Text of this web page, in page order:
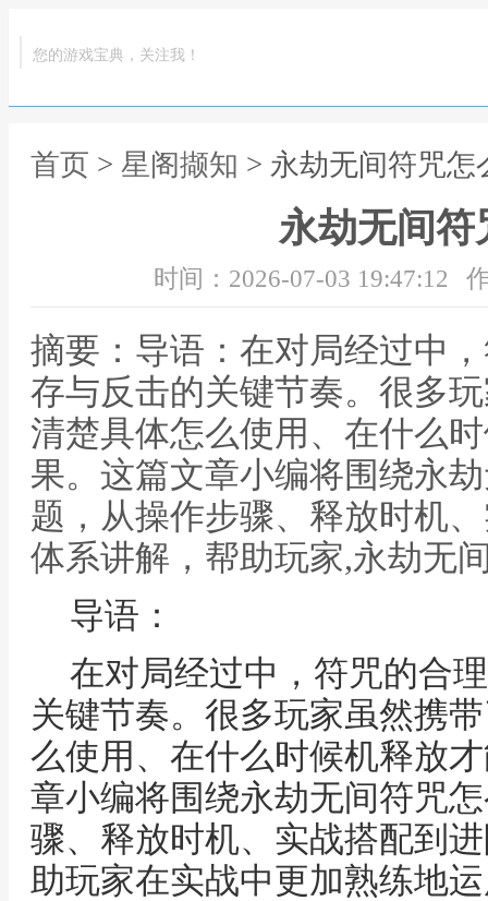
您的游戏宝典，关注我！
首页 > 星阁撷知 > 永劫无间符咒怎
永劫无间符
时间：2026-07-03 19:47:12
摘要：导语：在对局经过中
存与反击的关键节奏。很多
清楚具体怎么使用、在什么
果。这篇文章小编将围绕永
题，从操作步骤、释放时机
体系讲解，帮助玩家,永劫无
导语：
在对局经过中，符咒的合
关键节奏。很多玩家虽然携
么使用、在什么时候机释放
章小编将围绕永劫无间符咒
骤、释放时机、实战搭配到
助玩家在实战中更加熟练地